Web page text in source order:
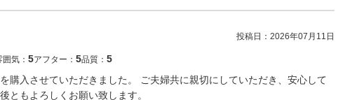
投稿日： 2026年07月11日
囲気： 5アフター： 5品質： 5
購入させていただきました。 ご夫婦共に親切にしていただき、安心して
ともよろしくお願い致します。